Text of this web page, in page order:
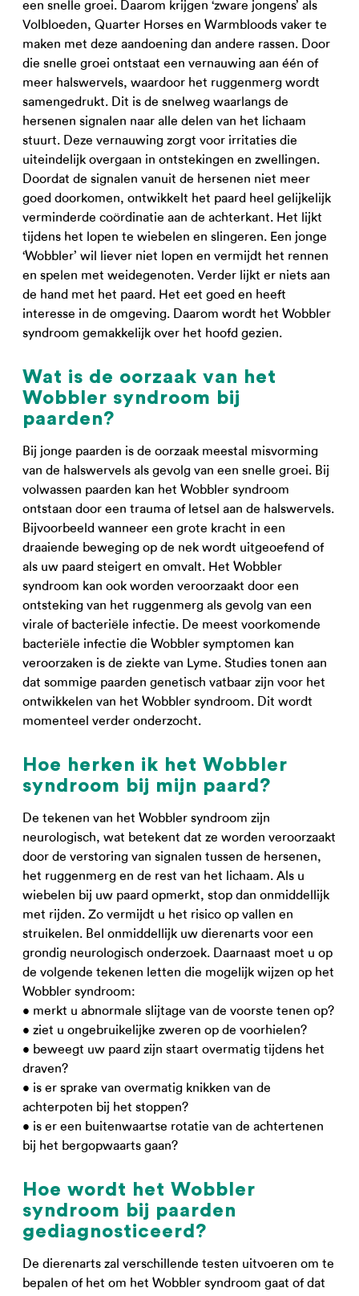
een snelle groei. Daarom krijgen ‘zware jongens’ als
Volbloeden, Quarter Horses en Warmbloods vaker te
maken met deze aandoening dan andere rassen. Door
die snelle groei ontstaat een vernauwing aan één of
meer halswervels, waardoor het ruggenmerg wordt
samengedrukt. Dit is de snelweg waarlangs de
hersenen signalen naar alle delen van het lichaam
stuurt. Deze vernauwing zorgt voor irritaties die
uiteindelijk overgaan in ontstekingen en zwellingen.
Doordat de signalen vanuit de hersenen niet meer
goed doorkomen, ontwikkelt het paard heel gelijkelijk
verminderde coördinatie aan de achterkant. Het lijkt
tijdens het lopen te wiebelen en slingeren. Een jonge
‘Wobbler’ wil liever niet lopen en vermijdt het rennen
en spelen met weidegenoten. Verder lijkt er niets aan
de hand met het paard. Het eet goed en heeft
interesse in de omgeving. Daarom wordt het Wobbler
syndroom gemakkelijk over het hoofd gezien.
Wat is de oorzaak van het
Wobbler syndroom bij
paarden?
Bij jonge paarden is de oorzaak meestal misvorming
van de halswervels als gevolg van een snelle groei. Bij
volwassen paarden kan het Wobbler syndroom
ontstaan door een trauma of letsel aan de halswervels.
Bijvoorbeeld wanneer een grote kracht in een
draaiende beweging op de nek wordt uitgeoefend of
als uw paard steigert en omvalt. Het Wobbler
syndroom kan ook worden veroorzaakt door een
ontsteking van het ruggenmerg als gevolg van een
virale of bacteriële infectie. De meest voorkomende
bacteriële infectie die Wobbler symptomen kan
veroorzaken is de ziekte van Lyme. Studies tonen aan
dat sommige paarden genetisch vatbaar zijn voor het
ontwikkelen van het Wobbler syndroom. Dit wordt
momenteel verder onderzocht.
Hoe herken ik het Wobbler
syndroom bij mijn paard?
De tekenen van het Wobbler syndroom zijn
neurologisch, wat betekent dat ze worden veroorzaakt
door de verstoring van signalen tussen de hersenen,
het ruggenmerg en de rest van het lichaam. Als u
wiebelen bij uw paard opmerkt, stop dan onmiddellijk
met rijden. Zo vermijdt u het risico op vallen en
struikelen. Bel onmiddellijk uw dierenarts voor een
grondig neurologisch onderzoek. Daarnaast moet u op
de volgende tekenen letten die mogelijk wijzen op het
Wobbler syndroom:
• merkt u abnormale slijtage van de voorste tenen op?
• ziet u ongebruikelijke zweren op de voorhielen?
• beweegt uw paard zijn staart overmatig tijdens het
draven?
• is er sprake van overmatig knikken van de
achterpoten bij het stoppen?
• is er een buitenwaartse rotatie van de achtertenen
bij het bergopwaarts gaan?
Hoe wordt het Wobbler
syndroom bij paarden
gediagnosticeerd?
De dierenarts zal verschillende testen uitvoeren om te
bepalen of het om het Wobbler syndroom gaat of dat